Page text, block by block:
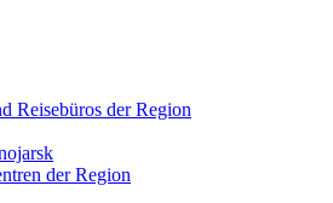
Reisebüros der Region
der Region